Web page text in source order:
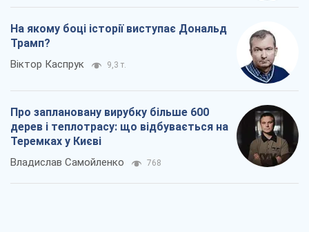
На якому боці історії виступає Дональд
Трамп?
Віктор Каспрук 9,3 т.
Про заплановану вирубку більше 600
дерев і теплотрасу: що відбувається на
Теремках у Києві
Владислав Самойленко 768